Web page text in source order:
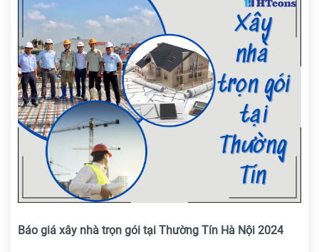
Báo giá xây nhà trọn gói tại Thường Tín Hà Nội 2024